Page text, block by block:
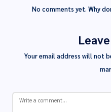
No comments yet. Why
Your email address will not